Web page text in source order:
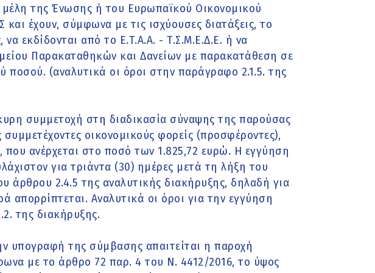
της Ένωσης ή του Ευρωπαϊκού Οικονομικού
έχουν, σύμφωνα με τις ισχύουσες διατάξεις, το
εκδίδονται από το Ε.Τ.Α.Α. - Τ.Σ.Μ.Ε.Δ.Ε. ή να
Παρακαταθηκών και Δανείων με παρακατάθεση σε
ποσού. (αναλυτικά οι όροι στην παράγραφο 2.1.5. της
συμμετοχή στη διαδικασία σύναψης της παρούσας
οικονομικούς φορείς (προσφέροντες),
που ανέρχεται στο ποσό των 1.825,72 ευρώ. Η εγγύηση
για τριάντα (30) ημέρες μετά τη λήξη του
άρθρου 2.4.5 της αναλυτικής διακήρυξης, δηλαδή για
Αναλυτικά οι όροι για την εγγύηση
της διακήρυξης.
υπογραφή της σύμβασης απαιτείται η παροχή
με το άρθρο 72 παρ. 4 του Ν. 4412/2016, το ύψος